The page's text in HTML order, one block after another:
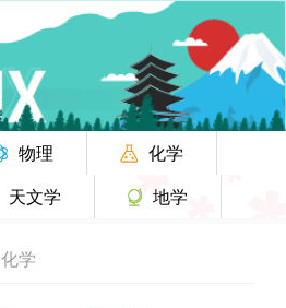
物理
化学
天文学 地学
化学